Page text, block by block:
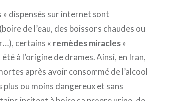
» dispensés sur internet sont
de l’eau, des boissons chaudes ou
certains « remèdes miracles»
à l’origine dedrames. Ainsi, en Iran,
après avoir consommé de l’alcool
ou moins dangereux et sans